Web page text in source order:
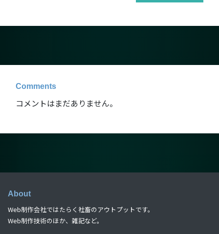
Comments
コメントはまだありません。
About
Web制作会社ではたらく社畜のアウトプットです。
Web制作技術のほか、雑記など。